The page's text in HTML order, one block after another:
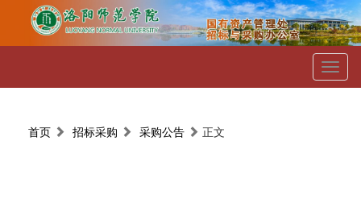
首页 招标采购 采购公告 正文